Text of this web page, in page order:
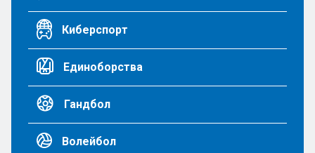
Киберспорт
Единоборства
Гандбол
Волейбол